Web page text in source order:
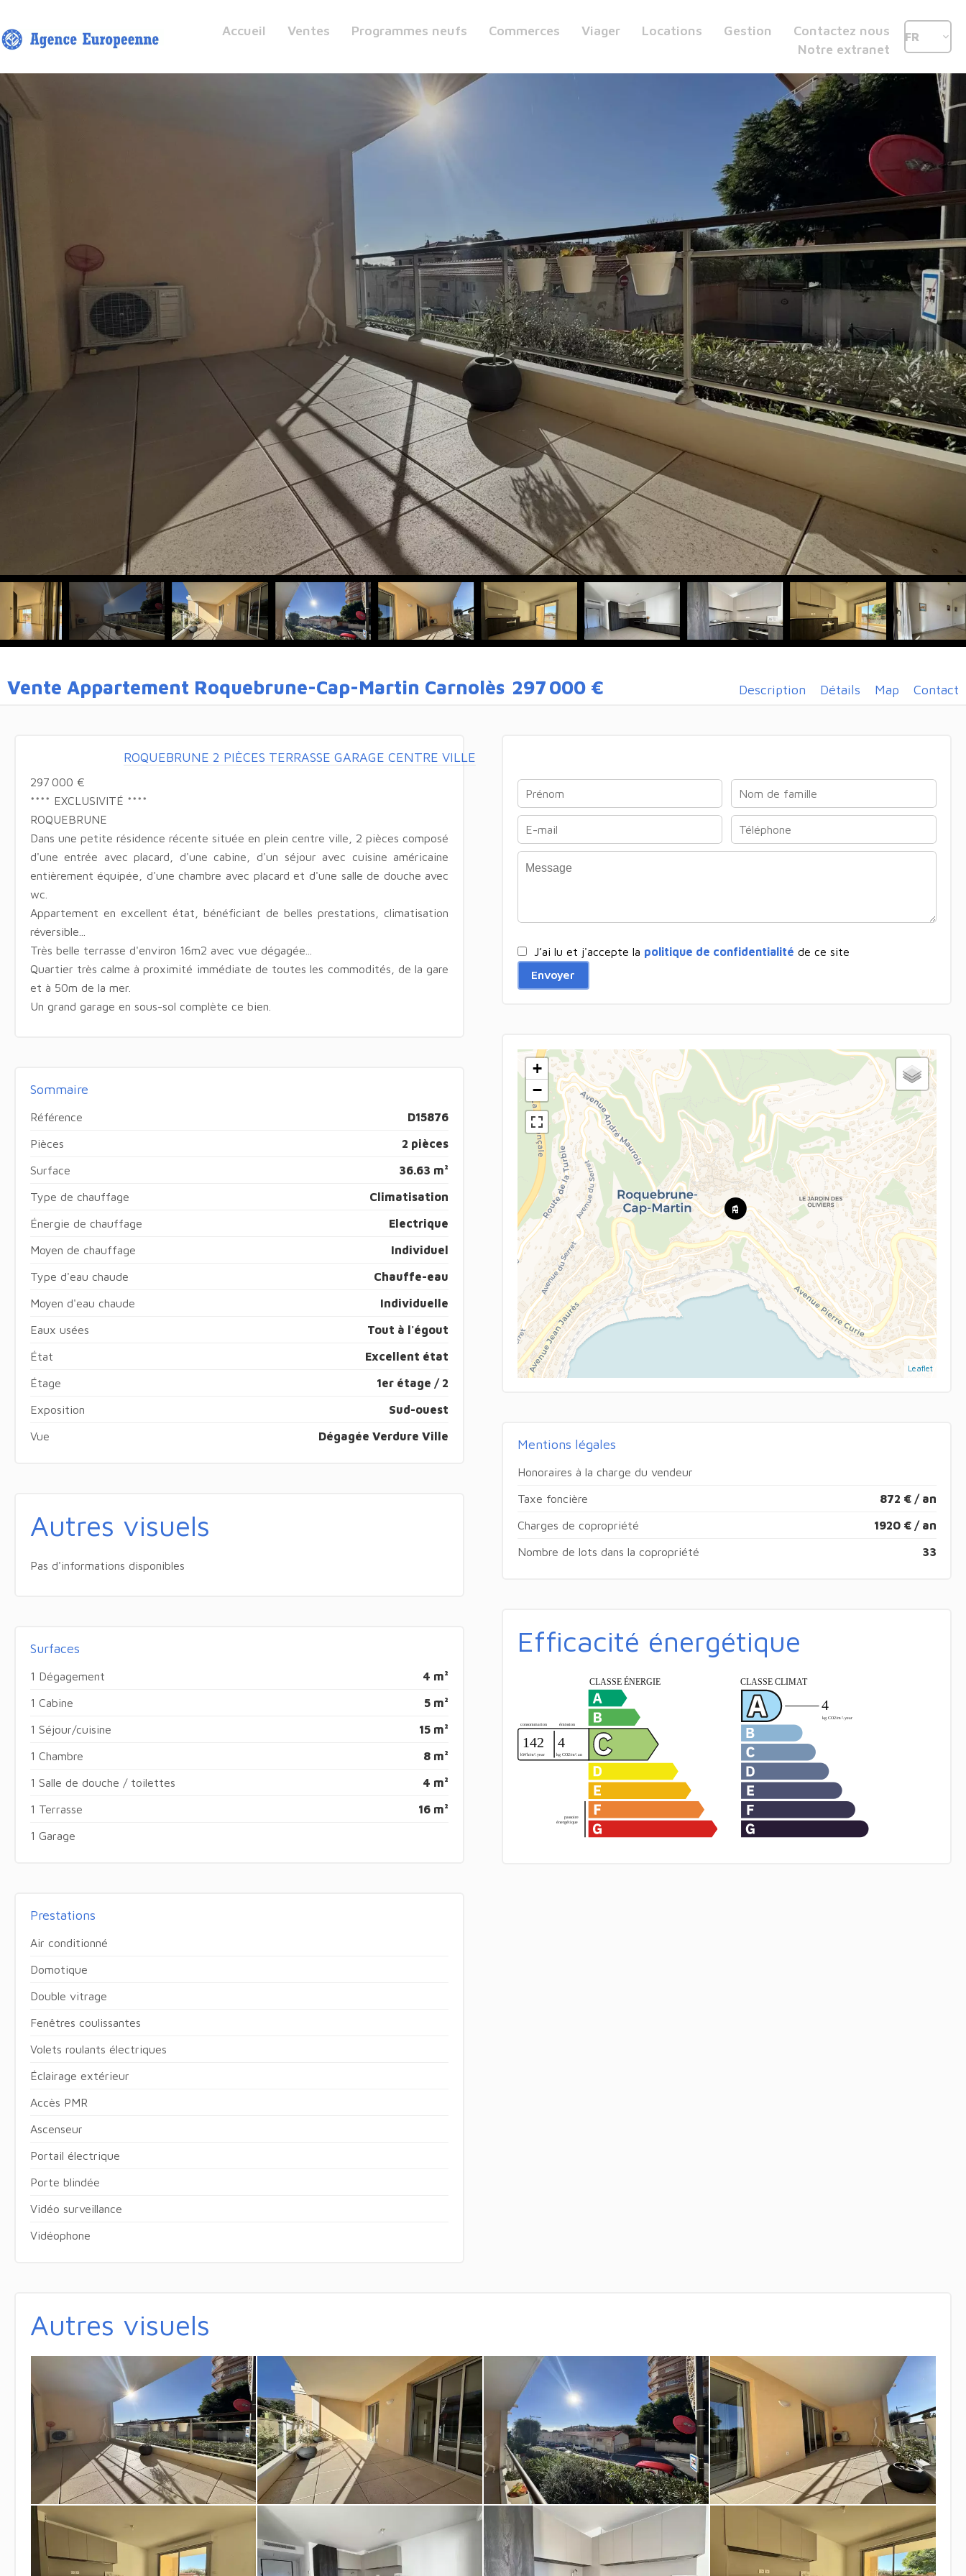
Accueil Ventes Programmes neufs Commerces Viager Locations Gestion
Contactez nous
Notre extranet
FR
Vente Appartement Roquebrune-Cap-Martin Carnolès 297 000 € Description Détails Map Contact
ROQUEBRUNE 2 PIÈCES TERRASSE GARAGE CENTRE VILLE
297 000 €
**** EXCLUSIVITÉ ****
ROQUEBRUNE
Dans une petite résidence récente située en plein centre ville, 2 pièces composé
d'une entrée avec placard, d'une cabine, d'un séjour avec cuisine américaine
entièrement équipée, d'une chambre avec placard et d'une salle de douche avec
wc.
Appartement en excellent état, bénéficiant de belles prestations, climatisation
réversible...
Très belle terrasse d'environ 16m2 avec vue dégagée...
Quartier très calme à proximité immédiate de toutes les commodités, de la gare
et à 50m de la mer.
Un grand garage en sous-sol complète ce bien.
Sommaire
Référence D15876
Pièces 2 pièces
Surface 36.63 m²
Type de chauffage Climatisation
Énergie de chauffage Electrique
Moyen de chauffage Individuel
Type d'eau chaude Chauffe-eau
Moyen d'eau chaude Individuelle
Eaux usées Tout à l'égout
État Excellent état
Étage 1er étage / 2
Exposition Sud-ouest
Vue Dégagée Verdure Ville
Autres visuels
Pas d'informations disponibles
Surfaces
1 Dégagement 4 m²
1 Cabine 5 m²
1 Séjour/cuisine 15 m²
1 Chambre 8 m²
1 Salle de douche / toilettes 4 m²
1 Terrasse 16 m²
1 Garage
Prestations
Air conditionné
Domotique
Double vitrage
Fenêtres coulissantes
Volets roulants électriques
Éclairage extérieur
Accès PMR
Ascenseur
Portail électrique
Porte blindée
Vidéo surveillance
Vidéophone
J’ai lu et j'accepte la politique de confidentialité de ce site
Envoyer
+
−
Leaflet
Mentions légales
Honoraires à la charge du vendeur
Taxe foncière 872 € / an
Charges de copropriété 1920 € / an
Nombre de lots dans la copropriété 33
Efficacité énergétique
Autres visuels